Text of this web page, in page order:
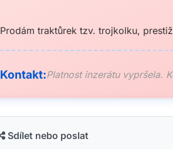
Prodám traktůrek tzv. trojkolku,
Kontakt:Platnost inzerátu vypršela.
Sdílet nebo poslat